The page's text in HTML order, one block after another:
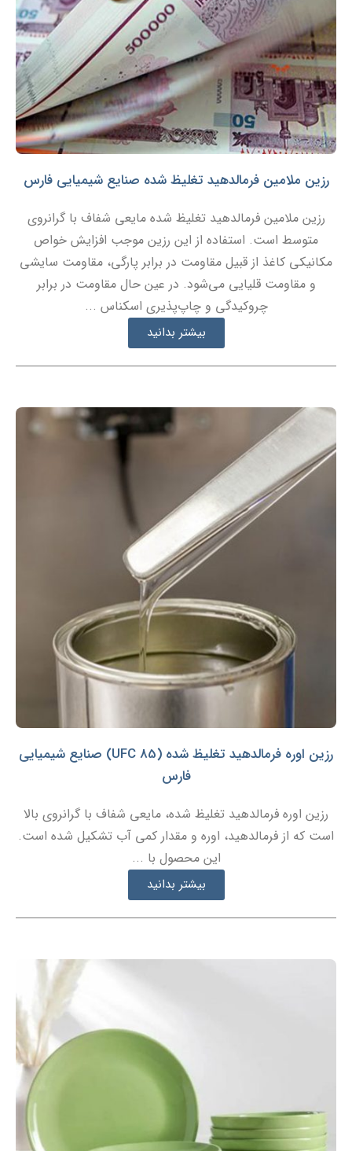
رزین ملامین فرمالدهید تغلیظ شده صنایع شیمیایی فارس
رزین ملامین فرمالدهید تغلیظ شده مایعی شفاف با گرانروی
متوسط است. استفاده از این رزین موجب افزایش خواص
مکانیکی کاغذ از قبیل مقاومت در برابر پارگی، مقاومت سایشی
و مقاومت قلیایی می‌شود. در عین حال مقاومت در برابر
چروکیدگی و چاپ‌پذیری اسکناس ...
بیشتر بدانید
رزین اوره فرمالدهید تغلیظ شده (UFC 85) صنایع شیمیایی
فارس
رزین اوره فرمالدهید تغلیظ شده، مایعی شفاف با گرانروی بالا
است که از فرمالدهید، اوره و مقدار کمی آب تشکیل شده است.
این محصول با ...
بیشتر بدانید